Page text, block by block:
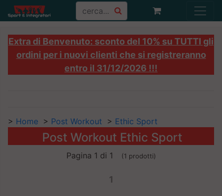
Extra di Benvenuto: sconto del 10% su TUTTI gli
ordini per i nuovi clienti che si registreranno
entro il 31/12/2026 !!!
> Home > Post Workout > Ethic Sport
Post Workout Ethic Sport
Pagina 1 di 1 (1 prodotti)
1